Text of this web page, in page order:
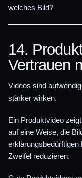
welches Bild?
14.
Vertrauen
Videos sind
stärker wirken.
Ein Produktvideo
auf eine Weise, die
Zweifel reduzieren.